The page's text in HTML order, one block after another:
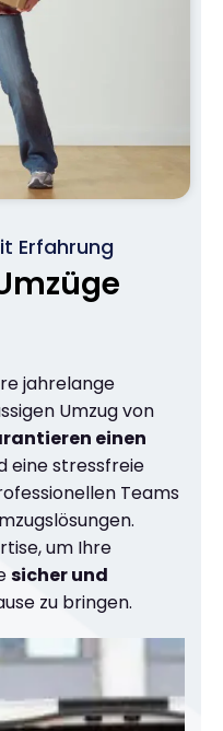
Erfahrung
jahrelange
Umzug von
einen
eine stressfreie
Teams
um Ihre
sicher und
zu bringen.